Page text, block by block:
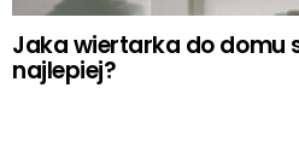
Jaka wiertarka do domu
najlepiej?